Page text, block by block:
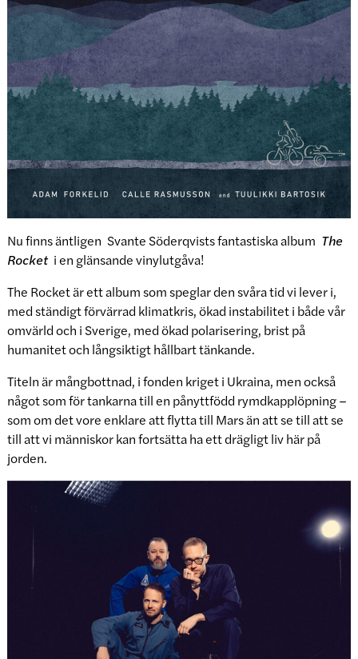
Nu finns äntligen Svante Söderqvists fantastiska album The
Rocketi en glänsande vinylutgåva!
The Rocket är ett album som speglar den svåra tid vi lever i,
med ständigt förvärrad klimatkris, ökad instabilitet i både vår
omvärld och i Sverige, med ökad polarisering, brist på
humanitet och långsiktigt hållbart tänkande.
Titeln är mångbottnad, i fonden kriget i Ukraina, men också
något som för tankarna till en pånyttfödd rymdkapplöpning –
som om det vore enklare att flytta till Mars än att se till att se
till att vi människor kan fortsätta ha ett drägligt liv här på
jorden.